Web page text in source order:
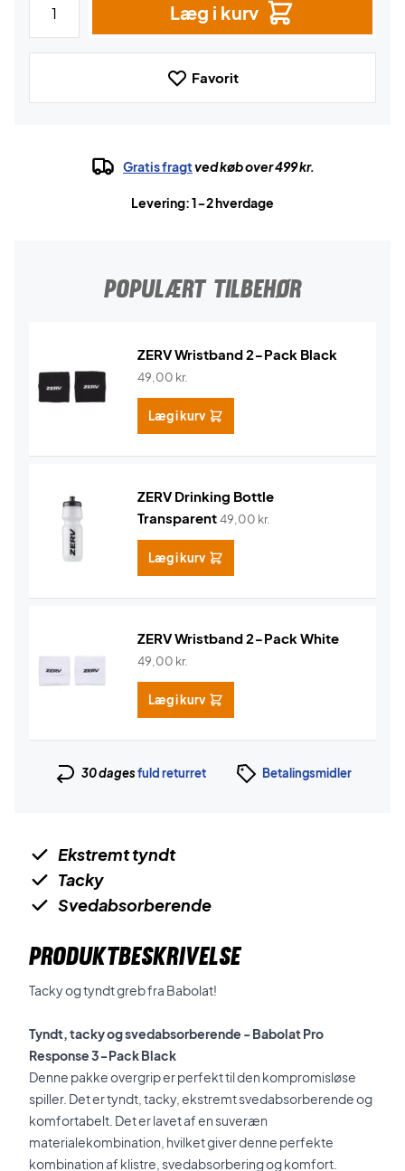
Læg i kurv
Favorit
Gratis fragtved køb over 499 kr.
Levering: 1-2 hverdage
POPULÆRT TILBEHØR
ZERV Wristband 2-Pack Black
49,00 kr.
Læg i kurv
ZERV Drinking Bottle
Transparent49,00 kr.
Læg i kurv
ZERV Wristband 2-Pack White
49,00 kr.
Læg i kurv
30 dagesfuld returret Betalingsmidler
Ekstremt tyndt
Tacky
Svedabsorberende
PRODUKTBESKRIVELSE
Tacky og tyndt greb fra Babolat!
Tyndt, tacky og svedabsorberende - Babolat Pro
Response 3-Pack Black
Denne pakke overgrip er perfekt til den kompromisløse
spiller. Det er tyndt, tacky, ekstremt svedabsorberende og
komfortabelt. Det er lavet af en suveræn
materialekombination, hvilket giver denne perfekte
kombination af klistre, svedabsorbering og komfort.